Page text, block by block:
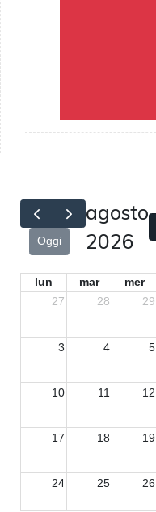
Oggi
agosto
2026
lun mar mer
27
28 29
3 4 5
10 11 12
17 18 19
24 25 26